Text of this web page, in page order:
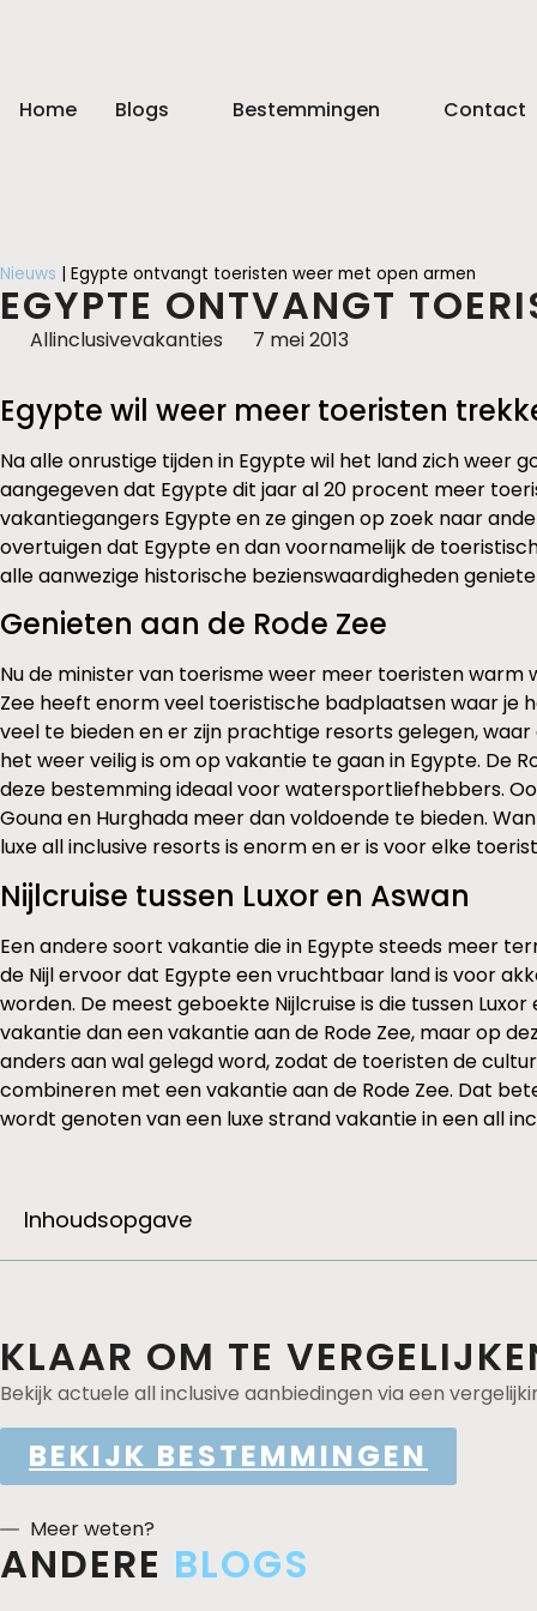
Home Blogs Bestemmingen Contact
Nieuws | Egypte ontvangt toeristen weer met open armen
EGYPTE ONTVANGT
Allinclusivevakanties 7 mei 2013
Egypte wil weer meer toeristen
Na alle onrustige tijden in Egypte wil het land zich
aangegeven dat Egypte dit jaar al 20 procent meer
vakantiegangers Egypte en ze gingen op zoek naar
overtuigen dat Egypte en dan voornamelijk de
alle aanwezige historische bezienswaardigheden
Genieten aan de Rode Zee
Nu de minister van toerisme weer meer toeristen warm
Zee heeft enorm veel toeristische badplaatsen waar je
veel te bieden en er zijn prachtige resorts gelegen,
het weer veilig is om op vakantie te gaan in Egypte. De
deze bestemming ideaal voor watersportliefhebbers.
Gouna en Hurghada meer dan voldoende te bieden.
luxe all inclusive resorts is enorm en er is voor elke
Nijlcruise tussen Luxor en Aswan
Een andere soort vakantie die in Egypte steeds meer
de Nijl ervoor dat Egypte een vruchtbaar land is voor
worden. De meest geboekte Nijlcruise is die tussen
vakantie dan een vakantie aan de Rode Zee, maar op
anders aan wal gelegd word, zodat de toeristen de
combineren met een vakantie aan de Rode Zee. Dat
wordt genoten van een luxe strand vakantie in een all
Inhoudsopgave
KLAAR OM TE
Bekijk actuele all inclusive aanbiedingen via een
BEKIJK BESTEMMINGEN
Meer weten?
ANDERE BLOGS